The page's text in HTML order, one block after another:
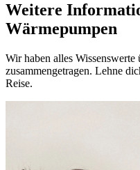
Weitere
Wärmepumpen
Wir haben alles Wissenswerte
zusammengetragen. Lehne
Reise.